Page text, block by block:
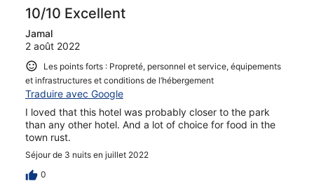
10/10 Excellent
Jamal
2 août 2022
Les points forts : Propreté, personnel et service, équipements
et infrastructures et conditions de l’hébergement
Traduire avec Google
I loved that this hotel was probably closer to the park
than any other hotel. And a lot of choice for food in the
town rust.
Séjour de 3 nuits en juillet 2022
0